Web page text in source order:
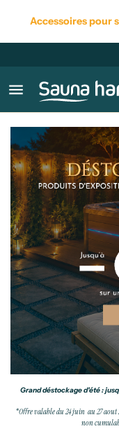
Accessoires pour
menu
Grand déstockage d'été :
*Offre valable du 24 juin au 27 aout
non